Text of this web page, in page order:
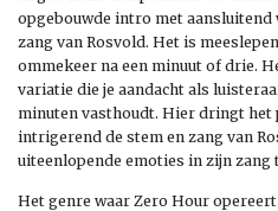
opgebouwde intro met aansluitend
zang van Rosvold. Het is
ommekeer na een minuut of drie.
variatie die je aandacht als
minuten vasthoudt. Hier dringt het
intrigerend de stem en zang van
uiteenlopende emoties in zijn zang
Het genre waar Zero Hour